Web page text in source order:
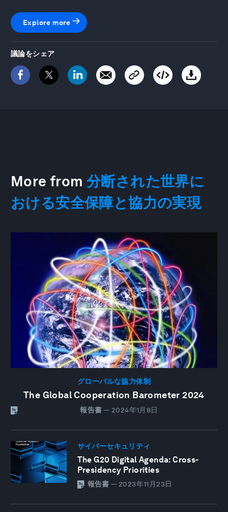
Explore more
議論をシェア
More from 分断された世界に
おける安全保障と協力の実現
グローバルな協力体制
The Global Cooperation Barometer 2024
報告書 — 2024年1月8日
サイバーセキュリティ
The G20 Digital Agenda: Cross-
Presidency Priorities
報告書 — 2023年11月23日